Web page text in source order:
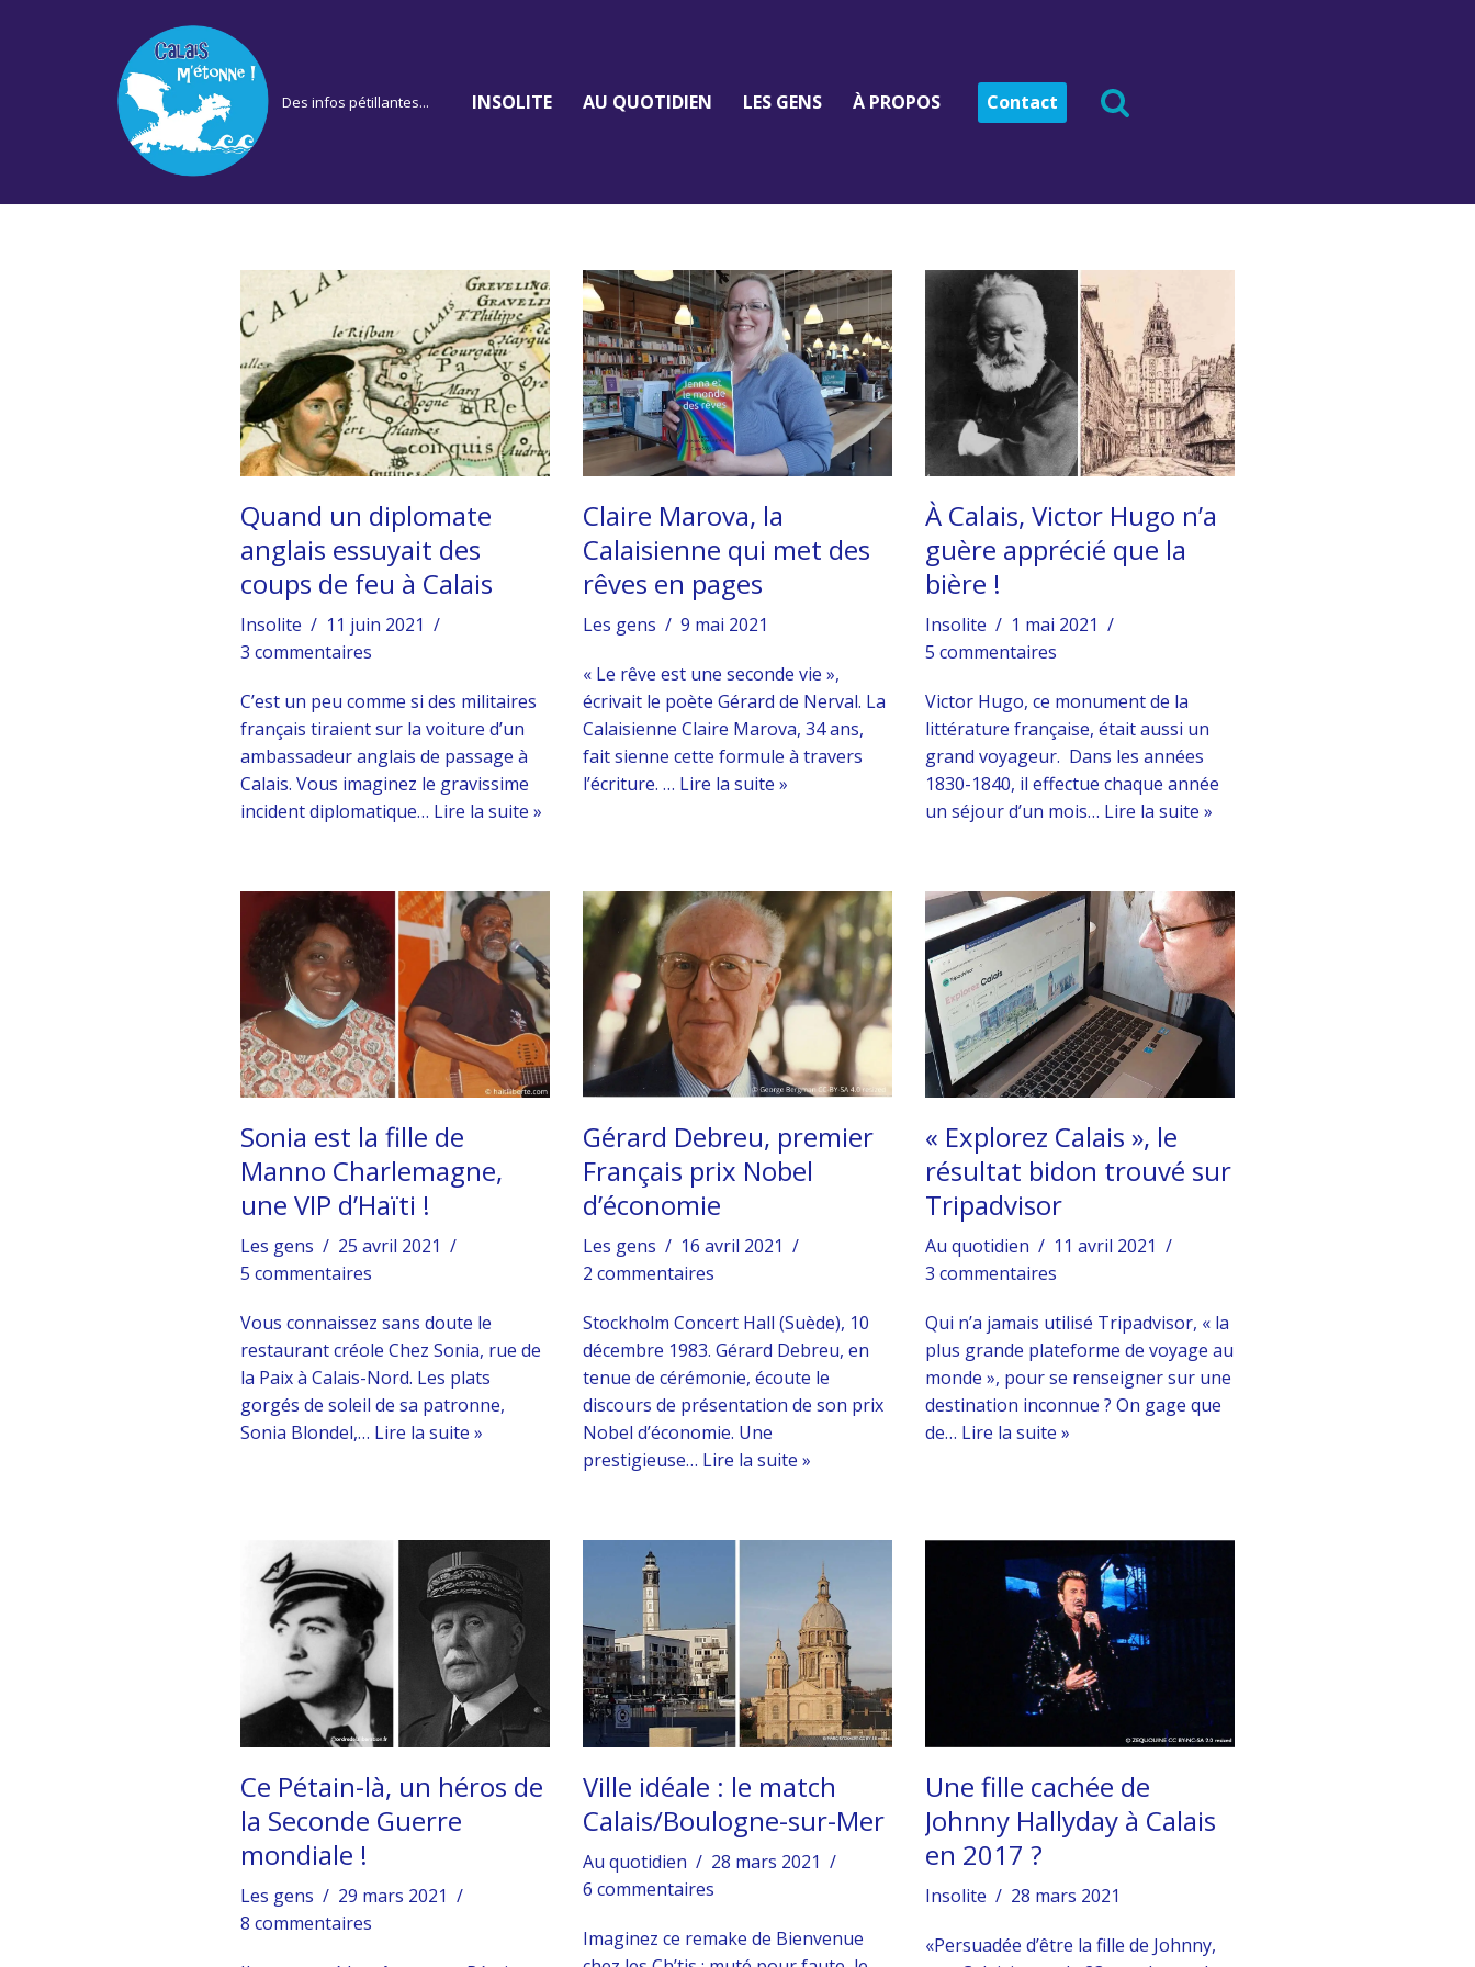
Des infos pétillantes... INSOLITE AU QUOTIDIEN LES GENS À PROPOS Contact
Quand un diplomate
anglais essuyait des
coups de feu à Calais
Insolite
11 juin 2021
3 commentaires
C’est un peu comme si des militaires
français tiraient sur la voiture d’un
ambassadeur anglais de passage à
Calais. Vous imaginez le gravissime
incident diplomatique… Lire la suite »
Claire Marova, la
Calaisienne qui met des
rêves en pages
Les gens 9 mai 2021
« Le rêve est une seconde vie »,
écrivait le poète Gérard de Nerval. La
Calaisienne Claire Marova, 34 ans,
fait sienne cette formule à travers
l’écriture. … Lire la suite »
À Calais, Victor Hugo n’a
guère apprécié que la
bière !
Insolite
1 mai 2021
5 commentaires
Victor Hugo, ce monument de la
littérature française, était aussi un
grand voyageur. Dans les années
1830-1840, il effectue chaque année
un séjour d’un mois… Lire la suite »
Sonia est la fille de
Manno Charlemagne,
une VIP d’Haïti !
Les gens
25 avril 2021
5 commentaires
Vous connaissez sans doute le
restaurant créole Chez Sonia, rue de
la Paix à Calais-Nord. Les plats
gorgés de soleil de sa patronne,
Sonia Blondel,… Lire la suite »
Gérard Debreu, premier
Français prix Nobel
d’économie
Les gens
16 avril 2021
2 commentaires
Stockholm Concert Hall (Suède), 10
décembre 1983. Gérard Debreu, en
tenue de cérémonie, écoute le
discours de présentation de son prix
Nobel d’économie. Une
prestigieuse… Lire la suite »
« Explorez Calais », le
résultat bidon trouvé sur
Tripadvisor
Au quotidien
11 avril 2021
3 commentaires
Qui n’a jamais utilisé Tripadvisor, « la
plus grande plateforme de voyage au
monde », pour se renseigner sur une
destination inconnue ? On gage que
de… Lire la suite »
Ce Pétain-là, un héros de
la Seconde Guerre
mondiale !
Les gens
29 mars 2021
8 commentaires
Ville idéale : le match
Calais/Boulogne-sur-Mer
Au quotidien
28 mars 2021
6 commentaires
Imaginez ce remake de Bienvenue
Une fille cachée de
Johnny Hallyday à Calais
en 2017 ?
Insolite 28 mars 2021
«Persuadée d’être la fille de Johnny,